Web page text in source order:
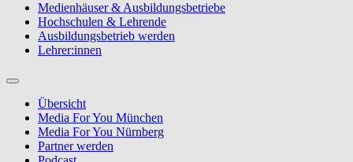
Medienhäuser & Ausbildungsbetriebe
Hochschulen & Lehrende
Ausbildungsbetrieb werden
Lehrer:innen
Übersicht
Media For You München
Media For You Nürnberg
Partner werden